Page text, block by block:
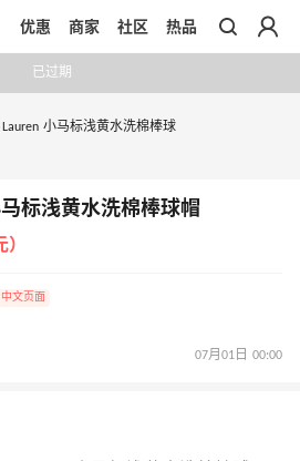
优惠 商家 社区 热品
已过期
标浅黄水洗棉棒球帽
中文页面
07月01日 00:00